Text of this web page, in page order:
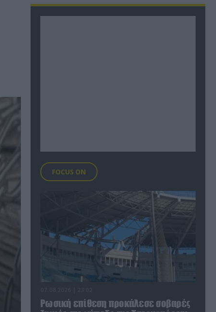
FOCUS ON
Ρωσική επίθεση προκάλεσε σοβαρές